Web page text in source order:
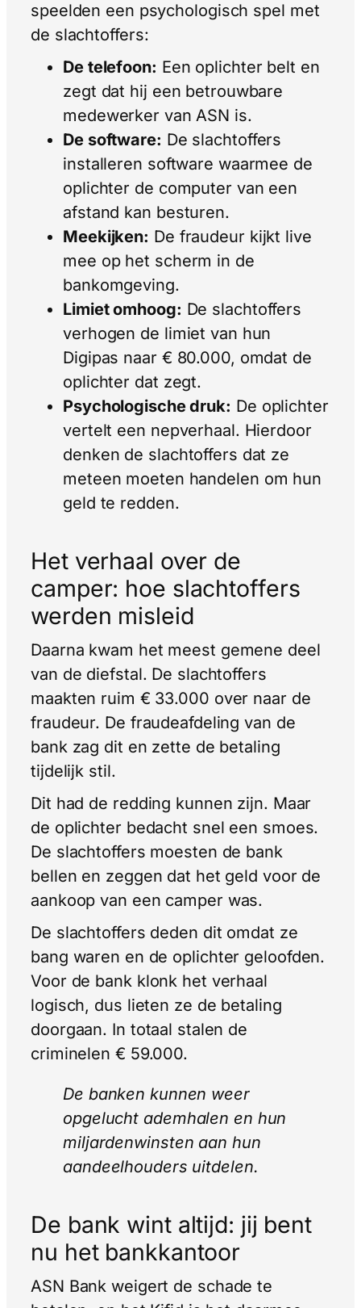
speelden een psychologisch spel met
de slachtoffers:
De telefoon: Een oplichter belt en
zegt dat hij een betrouwbare
medewerker van ASN is.
De software: De slachtoffers
installeren software waarmee de
oplichter de computer van een
afstand kan besturen.
Meekijken: De fraudeur kijkt live
mee op het scherm in de
bankomgeving.
Limiet omhoog: De slachtoffers
verhogen de limiet van hun
Digipas naar € 80.000, omdat de
oplichter dat zegt.
Psychologische druk: De oplichter
vertelt een nepverhaal. Hierdoor
denken de slachtoffers dat ze
meteen moeten handelen om hun
geld te redden.
Het verhaal over de
camper: hoe slachtoffers
werden misleid
Daarna kwam het meest gemene deel
van de diefstal. De slachtoffers
maakten ruim € 33.000 over naar de
fraudeur. De fraudeafdeling van de
bank zag dit en zette de betaling
tijdelijk stil.
Dit had de redding kunnen zijn. Maar
de oplichter bedacht snel een smoes.
De slachtoffers moesten de bank
bellen en zeggen dat het geld voor de
aankoop van een camper was.
De slachtoffers deden dit omdat ze
bang waren en de oplichter geloofden.
Voor de bank klonk het verhaal
logisch, dus lieten ze de betaling
doorgaan. In totaal stalen de
criminelen € 59.000.
De banken kunnen weer
opgelucht ademhalen en hun
miljardenwinsten aan hun
aandeelhouders uitdelen.
De bank wint altijd: jij bent
nu het bankkantoor
ASN Bank weigert de schade te